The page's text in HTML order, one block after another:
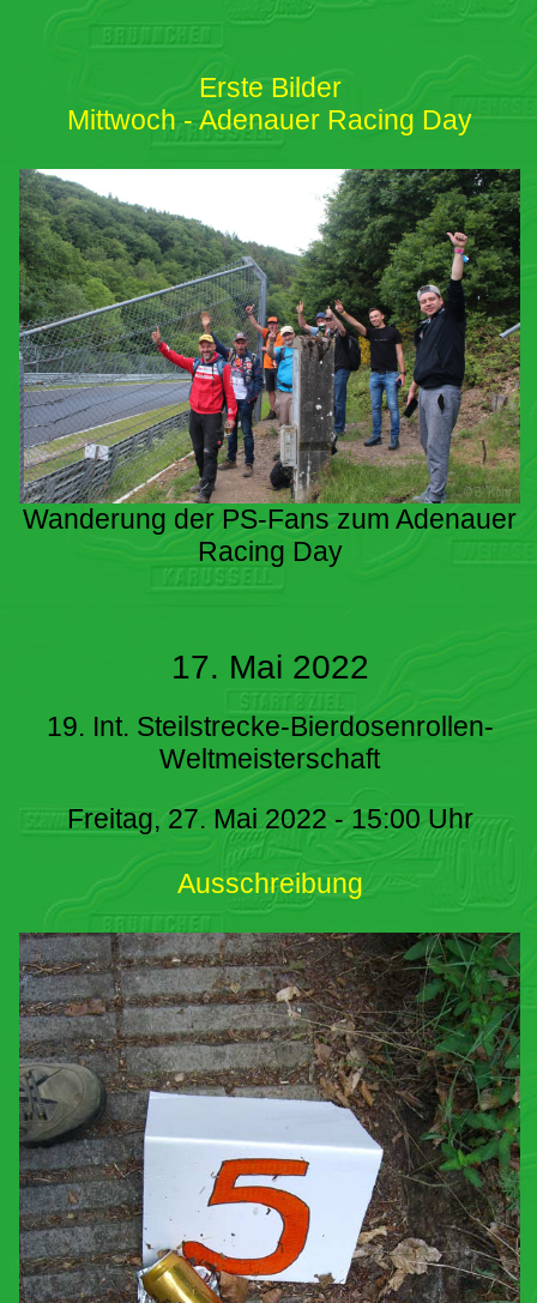
Erste Bilder
Mittwoch - Adenauer Racing Day
Wanderung der PS-Fans zum Adenauer
Racing Day
17. Mai 2022
19. Int. Steilstrecke-Bierdosenrollen-
Weltmeisterschaft
Freitag, 27. Mai 2022 - 15:00 Uhr
Ausschreibung